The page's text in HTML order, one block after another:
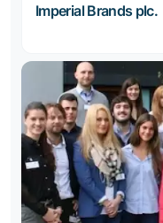
Imperial Brands plc.